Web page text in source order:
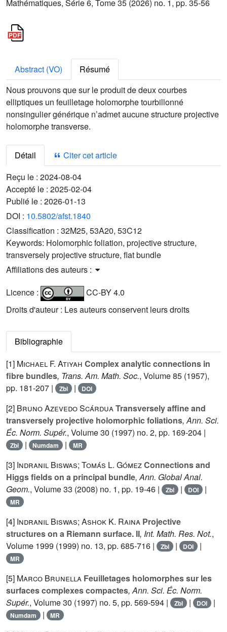
Mathématiques, Série 6, Tome 35 (2026) no. 1, pp. 35-56
Abstract (VO)
Résumé
Nous prouvons que sur le produit de deux courbes
elliptiques un feuilletage holomorphe tourbillonné
nonsingulier générique n’admet aucune structure projective
holomorphe transverse.
Détail
Citer cet article
Reçu le : 2024-08-04
Accepté le : 2025-02-04
Publié le : 2026-01-13
DOI : 10.5802/afst.1840
Classification : 32M25, 53A20, 53C12
Keywords: Holomorphic foliation, projective structure,
transversely projective structure, flat bundle
Affiliations des auteurs :
Licence :
CC-BY 4.0
Droits d'auteur : Les auteurs conservent leurs droits
Bibliographie
[1] Michael F. Atiyah Complex analytic connections in
fibre bundles, Trans. Am. Math. Soc., Volume 85 (1957),
pp. 181-207 |
Zbl | DOI
[2] Bruno Azevedo ScárduaTransversely affine and
transversely projective holomorphic foliations, Ann. Sci.
Éc. Norm. Supér., Volume 30 (1997) no. 2, pp. 169-204 |
Zbl | Numdam | MR
[3] Indranil Biswas; Tomás L. GómezConnections and
Higgs fields on a principal bundle, Ann. Global Anal.
Geom., Volume 33 (2008) no. 1, pp. 19-46 | Zbl | DOI |
MR
[4] Indranil Biswas; Ashok K. Raina Projective
structures on a Riemann surface. II, Int. Math. Res. Not.,
Volume 1999 (1999) no. 13, pp. 685-716 | Zbl | DOI |
MR
[5] Marco Brunella Feuilletages holomorphes sur les
surfaces complexes compactes, Ann. Sci. Éc. Norm.
Supér., Volume 30 (1997) no. 5, pp. 569-594 | Zbl | DOI |
Numdam | MR